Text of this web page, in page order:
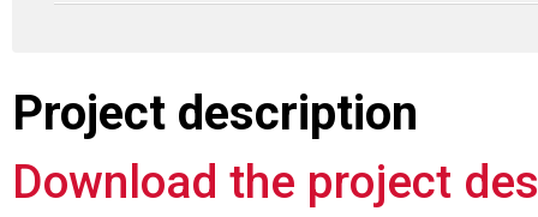
Project description
Download the project